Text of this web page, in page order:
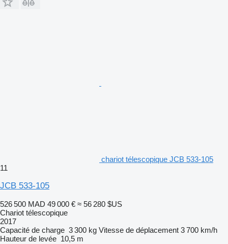
chariot télescopique JCB 533-105
11
JCB 533-105
526 500 MAD 49 000 € ≈ 56 280 $US
Chariot télescopique
2017
Capacité de charge 3 300 kg Vitesse de déplacement 3 700 km/h
Hauteur de levée 10,5 m